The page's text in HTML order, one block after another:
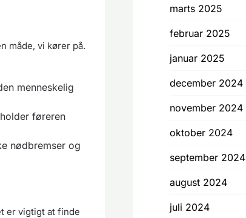
måde, vi kører på.
menneskelig
føreren
nødbremser og
er vigtigt at finde
marts 2025
februar 2025
januar 2025
december 2024
november 2024
oktober 2024
september 2024
august 2024
juli 2024